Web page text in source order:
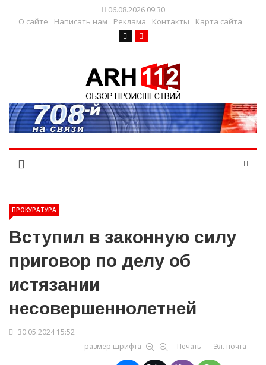
06.08.2026 09:30
О сайте
Написать нам Реклама Контакты Карта сайта
ПРОКУРАТУРА
Вступил в законную силу
приговор по делу об
истязании
несовершеннолетней
30.05.2024 15:52
размер шрифта
Печать Эл. почта